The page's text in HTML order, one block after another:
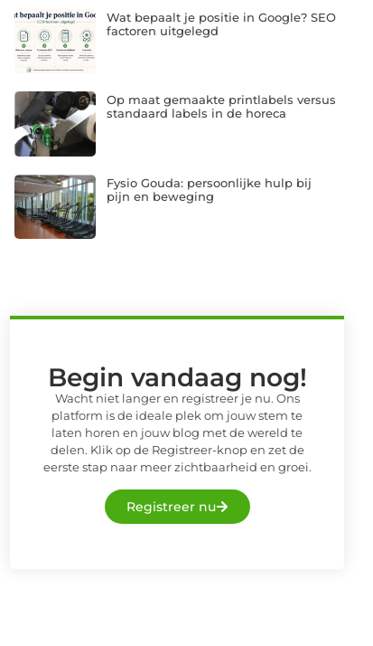
Wat bepaalt je positie in Google? SEO
factoren uitgelegd
Op maat gemaakte printlabels versus
standaard labels in de horeca
Fysio Gouda: persoonlijke hulp bij
pijn en beweging
Begin vandaag nog!
Wacht niet langer en registreer je nu. Ons
platform is de ideale plek om jouw stem te
laten horen en jouw blog met de wereld te
delen. Klik op de Registreer-knop en zet de
eerste stap naar meer zichtbaarheid en groei.
Registreer nu